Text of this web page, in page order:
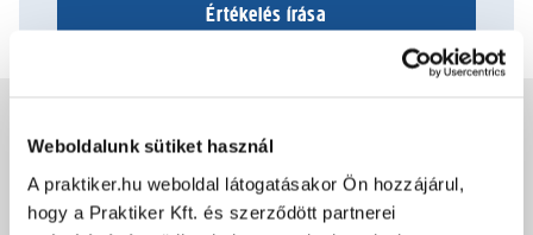
Weboldalunk sütiket használ
A praktiker.hu weboldal látogatásakor Ön hozzájárul,
hogy a Praktiker Kft. és szerződött partnerei
Értékelés írása
Csomagolási és súly információk